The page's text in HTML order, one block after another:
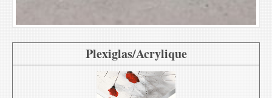
Plexiglas/Acrylique